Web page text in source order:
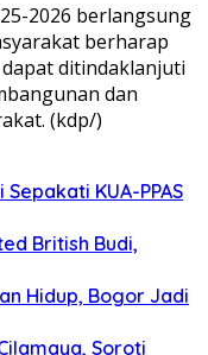
2026 berlangsung
berharap
ditindaklanjuti
dan
(kdp/)
KUA-PPAS
British Budi,
Hidup, Bogor Jadi
Soroti